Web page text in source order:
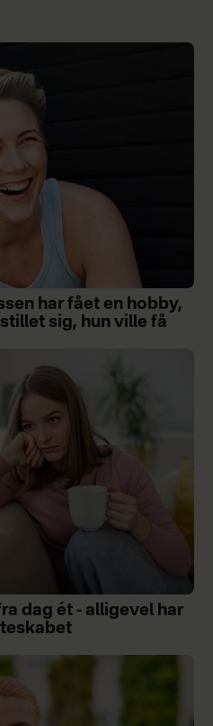
har fået en hobby,
sig, hun ville få
dag ét - alligevel har